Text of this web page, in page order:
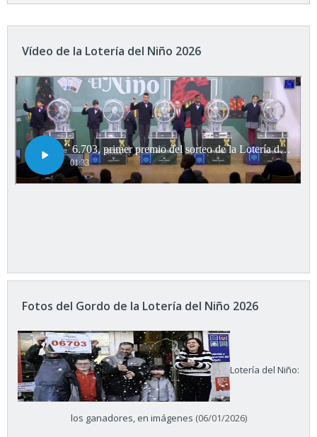
Vídeo de la Lotería del Niño 2026
Fotos del Gordo de la Lotería del Niño 2026
Lotería del Niño:
los ganadores, en imágenes (06/01/2026)